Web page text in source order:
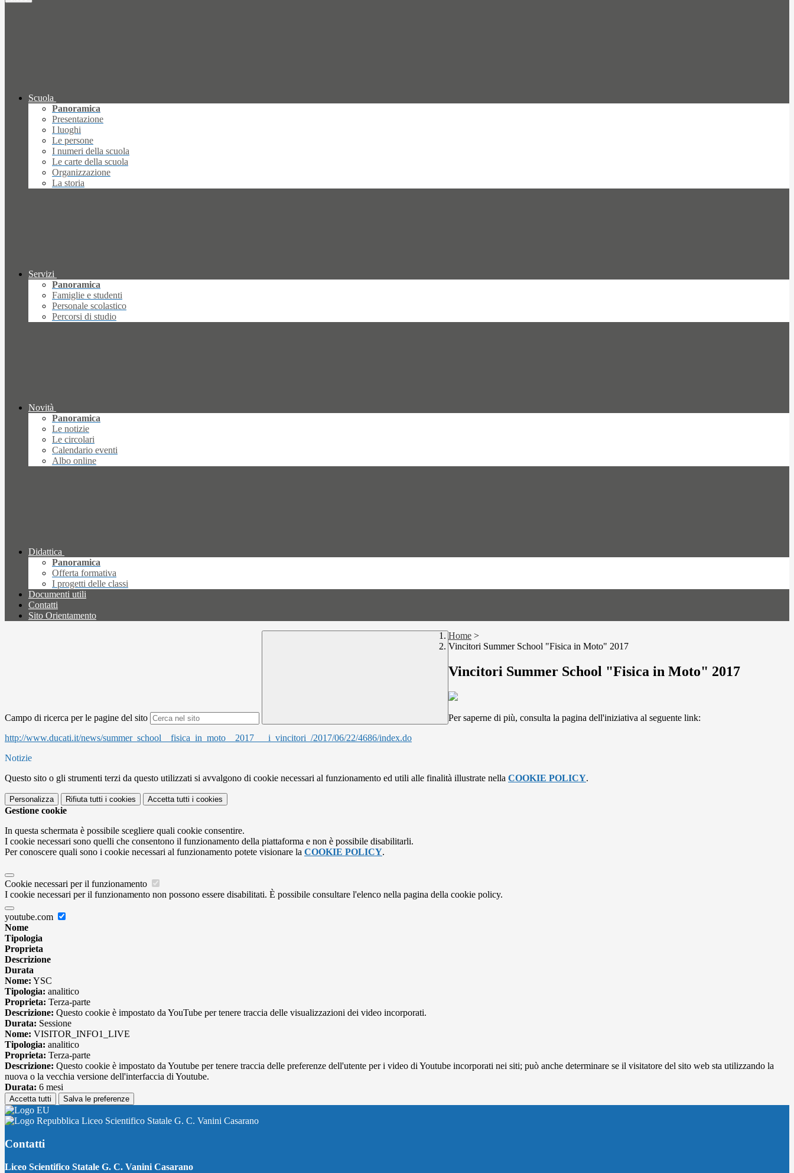
Scuola
Panoramica
Presentazione
I luoghi
Le persone
I numeri della scuola
Le carte della scuola
Organizzazione
La storia
Servizi
Panoramica
Famiglie e studenti
Personale scolastico
Percorsi di studio
Novità
Panoramica
Le notizie
Le circolari
Calendario eventi
Albo online
Didattica
Panoramica
Offerta formativa
I progetti delle classi
Documenti utili
Contatti
Sito Orientamento
Campo di ricerca per le pagine del sito
Home >
Vincitori Summer School "Fisica in Moto" 2017
Vincitori Summer School "Fisica in Moto" 2017
Per saperne di più, consulta la pagina dell'iniziativa al seguente link:
http://www.ducati.it/news/summer_school__fisica_in_moto__2017___i_vincitori_/2017/06/22/4686/index.do
Notizie
Questo sito o gli strumenti terzi da questo utilizzati si avvalgono di cookie necessari al funzionamento ed utili alle finalità illustrate nella COOKIE POLICY.
Personalizza Rifiuta tutti i cookies Accetta tutti i cookies
Gestione cookie
In questa schermata è possibile scegliere quali cookie consentire.
I cookie necessari sono quelli che consentono il funzionamento della piattaforma e non è possibile disabilitarli.
Per conoscere quali sono i cookie necessari al funzionamento potete visionare la COOKIE POLICY.
Cookie necessari per il funzionamento
I cookie necessari per il funzionamento non possono essere disabilitati. È possibile consultare l'elenco nella pagina della cookie policy.
youtube.com
Nome
Tipologia
Proprieta
Descrizione
Durata
Nome: YSC
Tipologia: analitico
Proprieta: Terza-parte
Descrizione: Questo cookie è impostato da YouTube per tenere traccia delle visualizzazioni dei video incorporati.
Durata: Sessione
Nome: VISITOR_INFO1_LIVE
Tipologia: analitico
Proprieta: Terza-parte
Descrizione: Questo cookie è impostato da Youtube per tenere traccia delle preferenze dell'utente per i video di Youtube incorporati nei siti; può anche determinare se il visitatore del sito web sta utilizzando la
nuova o la vecchia versione dell'interfaccia di Youtube.
Durata: 6 mesi
Accetta tutti Salva le preferenze
Liceo Scientifico Statale G. C. Vanini Casarano
Contatti
Liceo Scientifico Statale G. C. Vanini Casarano